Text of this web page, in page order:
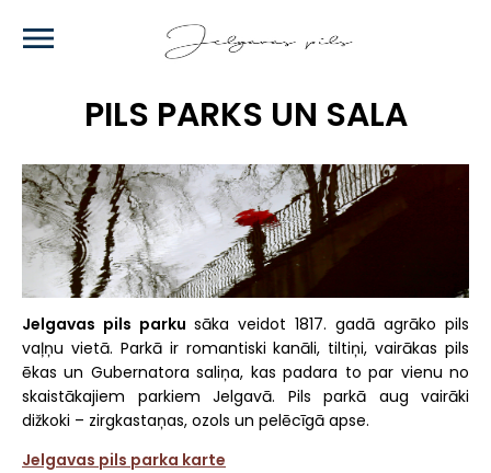
main
PILS PARKS UN SALA
Jelgavas pils parku sāka veidot 1817. gadā agrāko pils
vaļņu vietā. Parkā ir romantiski kanāli, tiltiņi, vairākas pils
ēkas un Gubernatora saliņa, kas padara to par vienu no
skaistākajiem parkiem Jelgavā. Pils parkā aug vairāki
dižkoki – zirgkastaņas, ozols un pelēcīgā apse.
Jelgavas pils parka karte